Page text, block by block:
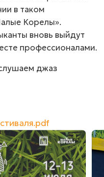
в таком
Корелы».
вновь выйдут
профессионалами.
джаз